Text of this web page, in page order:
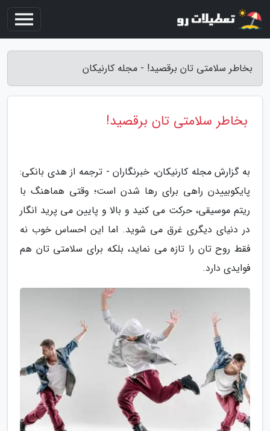
بخاطر سلامتی تان برقصید! - مجله کارنیکان
بخاطر سلامتی تان برقصید!
به گزارش مجله کارنیکان، خبرنگاران - ترجمه از هدی بانکی:
پایکوبییدن راهی برای رها شدن است؛ وقتی هماهنگ با
ریتم موسیقی، حرکت می کنید و بالا و پایین می پرید انگار
در دنیای دیگری غرق می شوید. اما این احساس خوب نه
فقط روح تان را تازه می نماید، بلکه برای سلامتی تان هم
فوایدی دارد.